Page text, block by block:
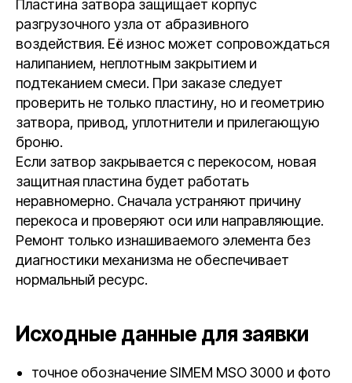
Пластина затвора защищает корпус
разгрузочного узла от абразивного
воздействия. Её износ может сопровождаться
налипанием, неплотным закрытием и
подтеканием смеси. При заказе следует
проверить не только пластину, но и геометрию
затвора, привод, уплотнители и прилегающую
броню.
Если затвор закрывается с перекосом, новая
защитная пластина будет работать
неравномерно. Сначала устраняют причину
перекоса и проверяют оси или направляющие.
Ремонт только изнашиваемого элемента без
диагностики механизма не обеспечивает
нормальный ресурс.
Исходные данные для заявки
точное обозначение SIMEM MSO 3000 и фото